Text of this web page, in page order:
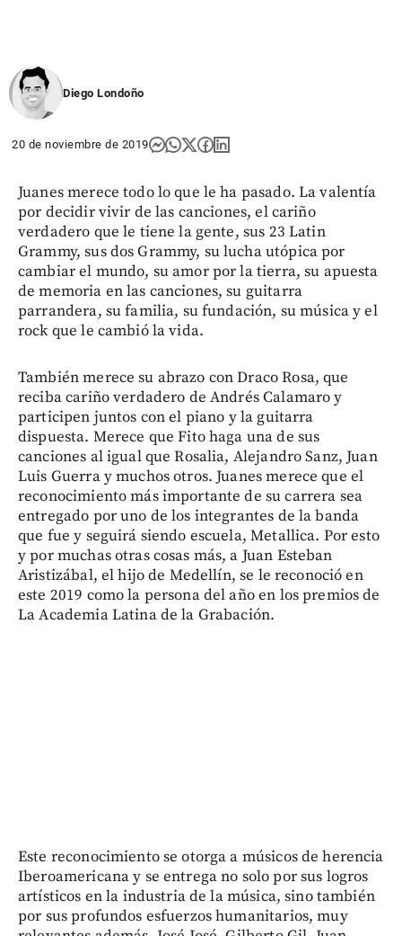
Diego Londoño
20 de noviembre de 2019
Juanes merece todo lo que le ha pasado. La valentía
por decidir vivir de las canciones, el cariño
verdadero que le tiene la gente, sus 23 Latin
Grammy, sus dos Grammy, su lucha utópica por
cambiar el mundo, su amor por la tierra, su apuesta
de memoria en las canciones, su guitarra
parrandera, su familia, su fundación, su música y el
rock que le cambió la vida.
También merece su abrazo con Draco Rosa, que
reciba cariño verdadero de Andrés Calamaro y
participen juntos con el piano y la guitarra
dispuesta. Merece que Fito haga una de sus
canciones al igual que Rosalia, Alejandro Sanz, Juan
Luis Guerra y muchos otros. Juanes merece que el
reconocimiento más importante de su carrera sea
entregado por uno de los integrantes de la banda
que fue y seguirá siendo escuela, Metallica. Por esto
y por muchas otras cosas más, a Juan Esteban
Aristizábal, el hijo de Medellín, se le reconoció en
este 2019 como la persona del año en los premios de
La Academia Latina de la Grabación.
Este reconocimiento se otorga a músicos de herencia
Iberoamericana y se entrega no solo por sus logros
artísticos en la industria de la música, sino también
por sus profundos esfuerzos humanitarios, muy